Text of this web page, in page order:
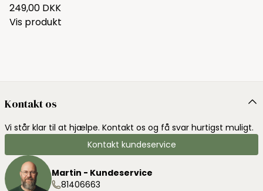
249,00 DKK
Vis produkt
Kontakt os
Vi står klar til at hjælpe. Kontakt os og få svar hurtigst muligt.
Kontakt kundeservice
Martin - Kundeservice
81406663